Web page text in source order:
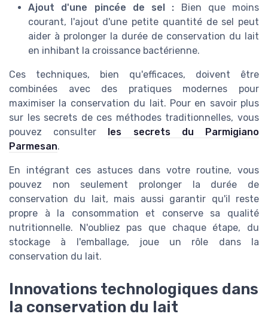
Ajout d'une pincée de sel : Bien que moins
courant, l'ajout d'une petite quantité de sel peut
aider à prolonger la durée de conservation du lait
en inhibant la croissance bactérienne.
Ces techniques, bien qu'efficaces, doivent être
combinées avec des pratiques modernes pour
maximiser la conservation du lait. Pour en savoir plus
sur les secrets de ces méthodes traditionnelles, vous
pouvez consulter
les secrets du Parmigiano
Parmesan.
En intégrant ces astuces dans votre routine, vous
pouvez non seulement prolonger la durée de
conservation du lait, mais aussi garantir qu'il reste
propre à la consommation et conserve sa qualité
nutritionnelle. N'oubliez pas que chaque étape, du
stockage à l'emballage, joue un rôle dans la
conservation du lait.
Innovations technologiques dans
la conservation du lait